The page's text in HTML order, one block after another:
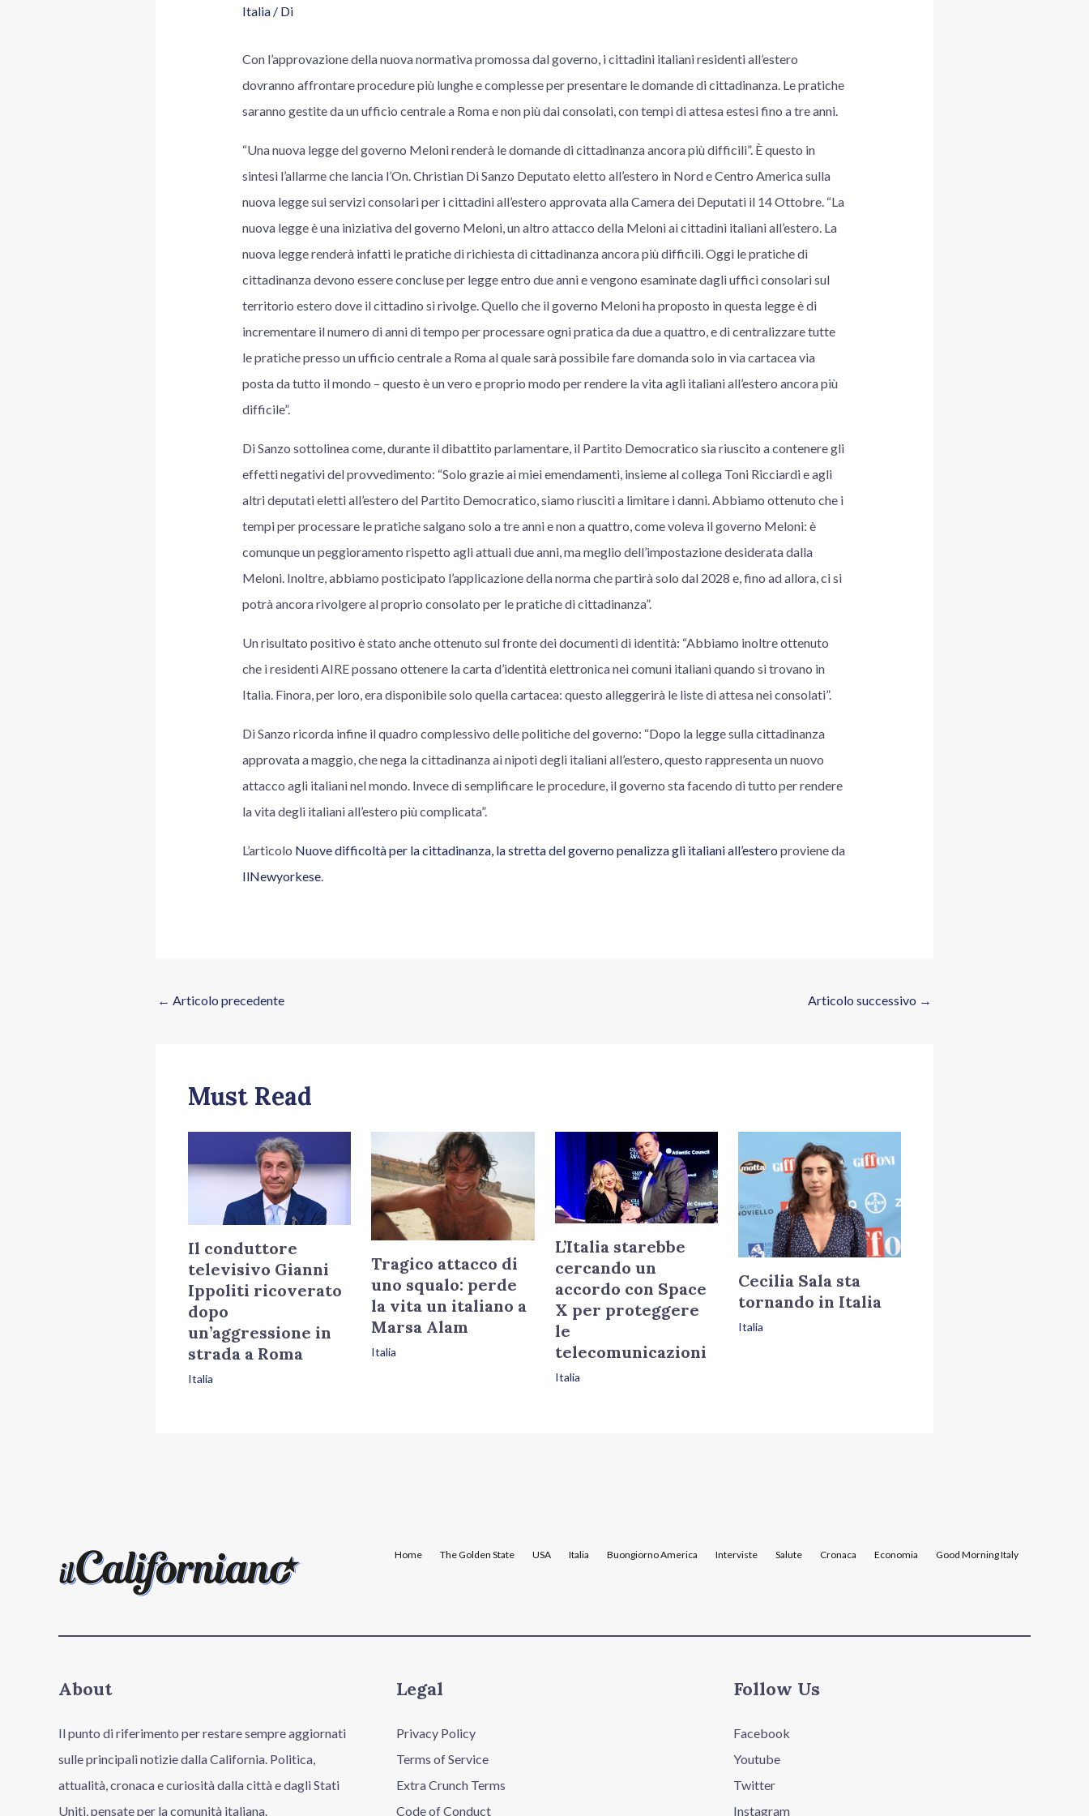
Italia/ Di
Con l’approvazione della nuova normativa promossa dal governo, i cittadini italiani residenti all’estero
dovranno affrontare procedure più lunghe e complesse per presentare le domande di cittadinanza. Le pratiche
saranno gestite da un ufficio centrale a Roma e non più dai consolati, con tempi di attesa estesi fino a tre anni.
“Una nuova legge del governo Meloni renderà le domande di cittadinanza ancora più difficili”. È questo in
sintesi l’allarme che lancia l’On. Christian Di Sanzo Deputato eletto all’estero in Nord e Centro America sulla
nuova legge sui servizi consolari per i cittadini all’estero approvata alla Camera dei Deputati il 14 Ottobre. “La
nuova legge è una iniziativa del governo Meloni, un altro attacco della Meloni ai cittadini italiani all’estero. La
nuova legge renderà infatti le pratiche di richiesta di cittadinanza ancora più difficili. Oggi le pratiche di
cittadinanza devono essere concluse per legge entro due anni e vengono esaminate dagli uffici consolari sul
territorio estero dove il cittadino si rivolge. Quello che il governo Meloni ha proposto in questa legge è di
incrementare il numero di anni di tempo per processare ogni pratica da due a quattro, e di centralizzare tutte
le pratiche presso un ufficio centrale a Roma al quale sarà possibile fare domanda solo in via cartacea via
posta da tutto il mondo – questo è un vero e proprio modo per rendere la vita agli italiani all’estero ancora più
difficile”.
Di Sanzo sottolinea come, durante il dibattito parlamentare, il Partito Democratico sia riuscito a contenere gli
effetti negativi del provvedimento: “Solo grazie ai miei emendamenti, insieme al collega Toni Ricciardi e agli
altri deputati eletti all’estero del Partito Democratico, siamo riusciti a limitare i danni. Abbiamo ottenuto che i
tempi per processare le pratiche salgano solo a tre anni e non a quattro, come voleva il governo Meloni: è
comunque un peggioramento rispetto agli attuali due anni, ma meglio dell’impostazione desiderata dalla
Meloni. Inoltre, abbiamo posticipato l’applicazione della norma che partirà solo dal 2028 e, fino ad allora, ci si
potrà ancora rivolgere al proprio consolato per le pratiche di cittadinanza”.
Un risultato positivo è stato anche ottenuto sul fronte dei documenti di identità: “Abbiamo inoltre ottenuto
che i residenti AIRE possano ottenere la carta d’identità elettronica nei comuni italiani quando si trovano in
Italia. Finora, per loro, era disponibile solo quella cartacea: questo alleggerirà le liste di attesa nei consolati”.
Di Sanzo ricorda infine il quadro complessivo delle politiche del governo: “Dopo la legge sulla cittadinanza
approvata a maggio, che nega la cittadinanza ai nipoti degli italiani all’estero, questo rappresenta un nuovo
attacco agli italiani nel mondo. Invece di semplificare le procedure, il governo sta facendo di tutto per rendere
la vita degli italiani all’estero più complicata”.
L’articolo Nuove difficoltà per la cittadinanza, la stretta del governo penalizza gli italiani all’estero proviene da
IlNewyorkese.
← Articolo precedente Articolo successivo →
Must Read
Il conduttore
televisivo Gianni
Ippoliti ricoverato
dopo
un’aggressione in
strada a Roma
Italia
Tragico attacco di
uno squalo: perde
la vita un italiano a
Marsa Alam
Italia
L’Italia starebbe
cercando un
accordo con Space
X per proteggere
le
telecomunicazioni
Italia
Cecilia Sala sta
tornando in Italia
Italia
Home The Golden State USA Italia Buongiorno America Interviste Salute Cronaca Economia Good Morning Italy
About
Il punto di riferimento per restare sempre aggiornati
sulle principali notizie dalla California. Politica,
attualità, cronaca e curiosità dalla città e dagli Stati
Uniti, pensate per la comunità italiana.
Legal
Privacy Policy
Terms of Service
Extra Crunch Terms
Code of Conduct
Follow Us
Facebook
Youtube
Twitter
Instagram